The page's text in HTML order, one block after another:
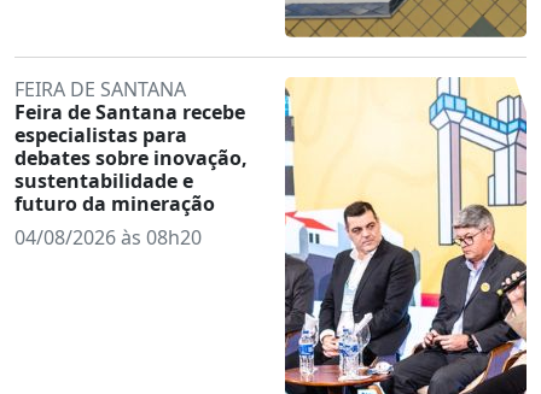
FEIRA DE SANTANA
Feira de Santana recebe
especialistas para
debates sobre inovação,
sustentabilidade e
futuro da mineração
04/08/2026 às 08h20